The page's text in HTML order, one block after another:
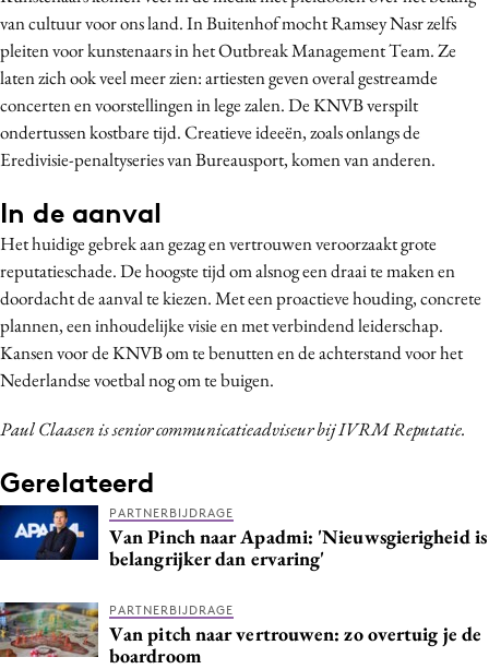
van cultuur voor ons land. In Buitenhof mocht Ramsey Nasr zelfs
pleiten voor kunstenaars in het Outbreak Management Team. Ze
laten zich ook veel meer zien: artiesten geven overal gestreamde
concerten en voorstellingen in lege zalen. De KNVB verspilt
ondertussen kostbare tijd. Creatieve ideeën, zoals onlangs de
Eredivisie-penaltyseries van Bureausport, komen van anderen.
In de aanval
Het huidige gebrek aan gezag en vertrouwen veroorzaakt grote
reputatieschade. De hoogste tijd om alsnog een draai te maken en
doordacht de aanval te kiezen. Met een proactieve houding, concrete
plannen, een inhoudelijke visie en met verbindend leiderschap.
Kansen voor de KNVB om te benutten en de achterstand voor het
Nederlandse voetbal nog om te buigen.
Paul Claasen issenior communicatieadviseur bij IVRM Reputatie.
Gerelateerd
PARTNERBIJDRAGE
Van Pinch naar Apadmi: 'Nieuwsgierigheid is
belangrijker dan ervaring'
PARTNERBIJDRAGE
Van pitch naar vertrouwen: zo overtuig je de
boardroom